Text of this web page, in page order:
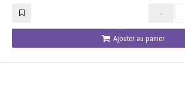
-
Ajouter au panier